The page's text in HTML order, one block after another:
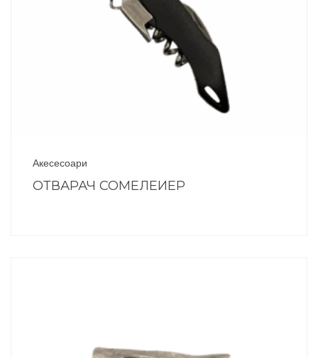
Акесесоари
ОТВАРАЧ СОМЕЛЕИЕР